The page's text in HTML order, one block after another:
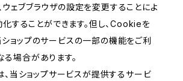
ェブブラウザの設定を変更することによ
することができます。但し、Cookieを
ショップのサービスの一部の機能をご利
場合があります。
は、当ショップサービスが提供するサービ